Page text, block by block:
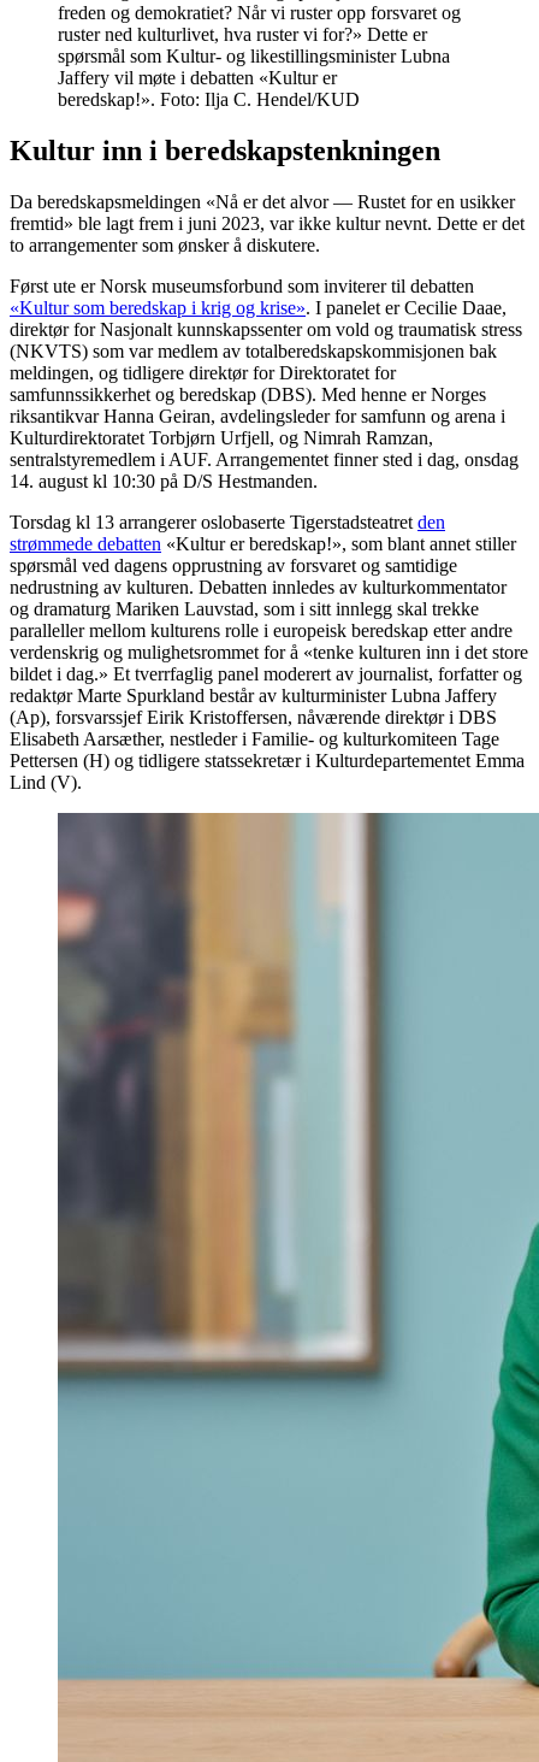
freden og demokratiet? Når vi ruster opp forsvaret og
ruster ned kulturlivet, hva ruster vi for?» Dette er
spørsmål som Kultur- og likestillingsminister Lubna
Jaffery vil møte i debatten «Kultur er
beredskap!». Foto: Ilja C. Hendel/KUD
Kultur inn i beredskapstenkningen
Da beredskapsmeldingen «Nå er det alvor — Rustet for en usikker
fremtid» ble lagt frem i juni 2023, var ikke kultur nevnt. Dette er det
to arrangementer som ønsker å diskutere.
Først ute er Norsk museumsforbund som inviterer til debatten
«Kultur som beredskap i krig og krise». I panelet er Cecilie Daae,
direktør for Nasjonalt kunnskapssenter om vold og traumatisk stress
(NKVTS) som var medlem av totalberedskapskommisjonen bak
meldingen, og tidligere direktør for Direktoratet for
samfunnssikkerhet og beredskap (DBS). Med henne er Norges
riksantikvar Hanna Geiran, avdelingsleder for samfunn og arena i
Kulturdirektoratet Torbjørn Urfjell, og Nimrah Ramzan,
sentralstyremedlem i AUF. Arrangementet finner sted i dag, onsdag
14. august kl 10:30 på D/S Hestmanden.
Torsdag kl 13 arrangerer oslobaserte Tigerstadsteatret den
strømmede debatten «Kultur er beredskap!», som blant annet stiller
spørsmål ved dagens opprustning av forsvaret og samtidige
nedrustning av kulturen. Debatten innledes av kulturkommentator
og dramaturg Mariken Lauvstad, som i sitt innlegg skal trekke
paralleller mellom kulturens rolle i europeisk beredskap etter andre
verdenskrig og mulighetsrommet for å «tenke kulturen inn i det store
bildet i dag.» Et tverrfaglig panel moderert av journalist, forfatter og
redaktør Marte Spurkland består av kulturminister Lubna Jaffery
(Ap), forsvarssjef Eirik Kristoffersen, nåværende direktør i DBS
Elisabeth Aarsæther, nestleder i Familie- og kulturkomiteen Tage
Pettersen (H) og tidligere statssekretær i Kulturdepartementet Emma
Lind (V).